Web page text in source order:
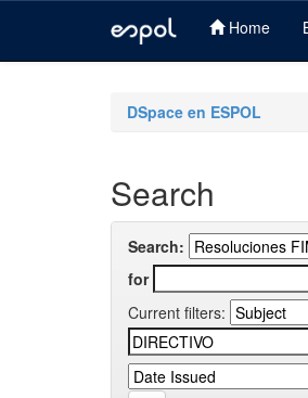
Home
DSpace en ESPOL
Search
Search:
for
Current filters: